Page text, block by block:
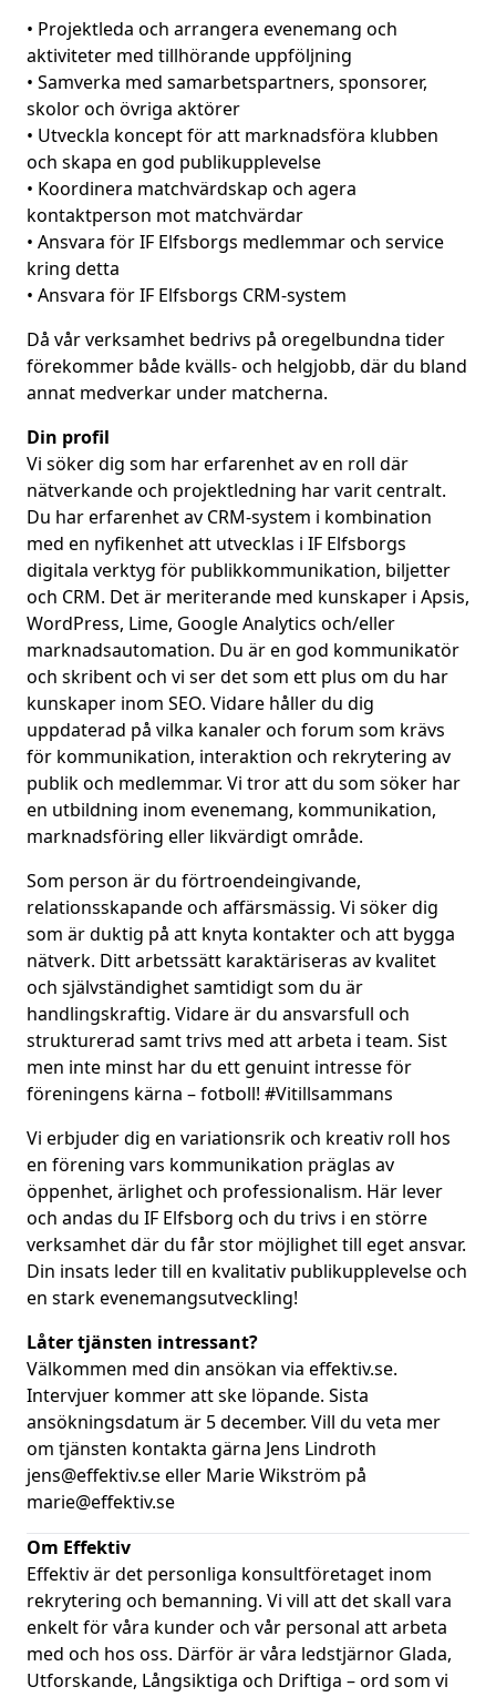
• Projektleda och arrangera evenemang och
aktiviteter med tillhörande uppföljning
• Samverka med samarbetspartners, sponsorer,
skolor och övriga aktörer
• Utveckla koncept för att marknadsföra klubben
och skapa en god publikupplevelse
• Koordinera matchvärdskap och agera
kontaktperson mot matchvärdar
• Ansvara för IF Elfsborgs medlemmar och service
kring detta
• Ansvara för IF Elfsborgs CRM-system
Då vår verksamhet bedrivs på oregelbundna tider
förekommer både kvälls- och helgjobb, där du bland
annat medverkar under matcherna.
Din profil
Vi söker dig som har erfarenhet av en roll där
nätverkande och projektledning har varit centralt.
Du har erfarenhet av CRM-system i kombination
med en nyfikenhet att utvecklas i IF Elfsborgs
digitala verktyg för publikkommunikation, biljetter
och CRM. Det är meriterande med kunskaper i Apsis,
WordPress, Lime, Google Analytics och/eller
marknadsautomation. Du är en god kommunikatör
och skribent och vi ser det som ett plus om du har
kunskaper inom SEO. Vidare håller du dig
uppdaterad på vilka kanaler och forum som krävs
för kommunikation, interaktion och rekrytering av
publik och medlemmar. Vi tror att du som söker har
en utbildning inom evenemang, kommunikation,
marknadsföring eller likvärdigt område.
Som person är du förtroendeingivande,
relationsskapande och affärsmässig. Vi söker dig
som är duktig på att knyta kontakter och att bygga
nätverk. Ditt arbetssätt karaktäriseras av kvalitet
och självständighet samtidigt som du är
handlingskraftig. Vidare är du ansvarsfull och
strukturerad samt trivs med att arbeta i team. Sist
men inte minst har du ett genuint intresse för
föreningens kärna – fotboll! #Vitillsammans
Vi erbjuder dig en variationsrik och kreativ roll hos
en förening vars kommunikation präglas av
öppenhet, ärlighet och professionalism. Här lever
och andas du IF Elfsborg och du trivs i en större
verksamhet där du får stor möjlighet till eget ansvar.
Din insats leder till en kvalitativ publikupplevelse och
en stark evenemangsutveckling!
Låter tjänsten intressant?
Välkommen med din ansökan via effektiv.se.
Intervjuer kommer att ske löpande. Sista
ansökningsdatum är 5 december. Vill du veta mer
om tjänsten kontakta gärna Jens Lindroth
jens@effektiv.se eller Marie Wikström på
marie@effektiv.se
Om Effektiv
Effektiv är det personliga konsultföretaget inom
rekrytering och bemanning. Vi vill att det skall vara
enkelt för våra kunder och vår personal att arbeta
med och hos oss. Därför är våra ledstjärnor Glada,
Utforskande, Långsiktiga och Driftiga – ord som vi